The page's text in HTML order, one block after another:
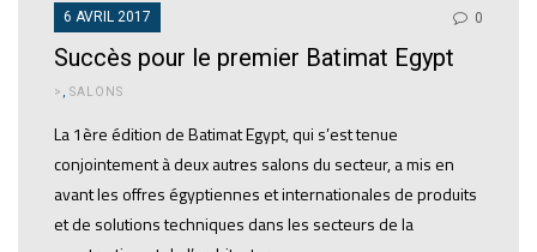
6 AVRIL 2017 0
Succès pour le premier Batimat Egypt
> SALONS
La 1ère édition de Batimat Egypt, qui s’est tenue
conjointement à deux autres salons du secteur, a mis en
avant les offres égyptiennes et internationales de produits
et de solutions techniques dans les secteurs de la